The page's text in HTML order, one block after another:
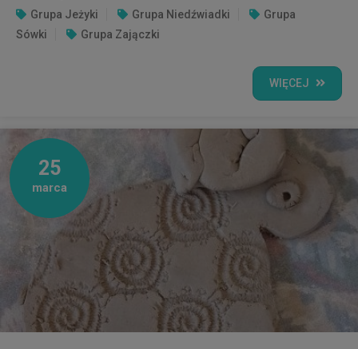
Grupa Jeżyki Grupa Niedźwiadki
Grupa
Sówki
Grupa Zajączki
WIĘCEJ
25
marca